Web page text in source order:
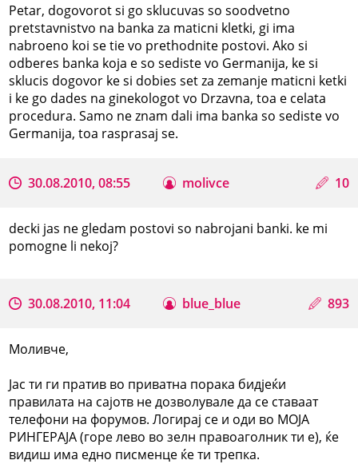
Petar, dogovorot si go sklucuvas so soodvetno
pretstavnistvo na banka za maticni kletki, gi ima
nabroeno koi se tie vo prethodnite postovi. Ako si
odberes banka koja e so sediste vo Germanija, ke si
sklucis dogovor ke si dobies set za zemanje maticni ketki
i ke go dades na ginekologot vo Drzavna, toa e celata
procedura. Samo ne znam dali ima banka so sediste vo
Germanija, toa rasprasaj se.
30.08.2010, 08:55 molivce 10
decki jas ne gledam postovi so nabrojani banki. ke mi
pomogne li nekoj?
30.08.2010, 11:04 blue_blue 893
Моливче,
Јас ти ги пратив во приватна порака бидјеќи
правилата на сајотв не дозволувале да се ставаат
телефони на форумов. Логирај се и оди во МОЈА
РИНГЕРАЈА (горе лево во зелн правоаголник ти е), ќе
видиш има едно писменце ќе ти трепка.